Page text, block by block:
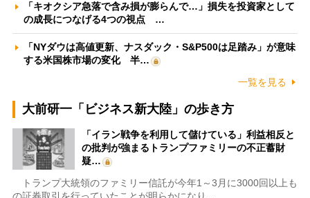
「キオクシア急落で含み損が膨らんで…」損失を投資家として
の成長につなげる4つの視点 …
「NYダウは高値更新、ナスダック・S&P500は足踏み」が意味
する米国株市場の変化 半…
一覧を見る
大前研一「ビジネス新大陸」の歩き方
「イラン戦争を利用して儲けている」利益相反と
の批判が強まるトランプファミリーの不正蓄財
疑…
トランプ大統領のファミリー信託が今年1～3月に3000回以上も